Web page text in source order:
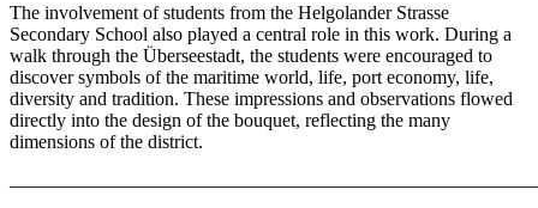
The involvement of students from the Helgolander Strasse
Secondary School also played a central role in this work. During a
walk through the Überseestadt, the students were encouraged to
discover symbols of the maritime world, life, port economy, life,
diversity and tradition. These impressions and observations flowed
directly into the design of the bouquet, reflecting the many
dimensions of the district.